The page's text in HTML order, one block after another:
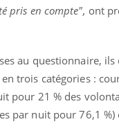
pris en compte", ont
au questionnaire, ils
trois catégories :
pour 21 % des
par nuit pour 76,1 %)